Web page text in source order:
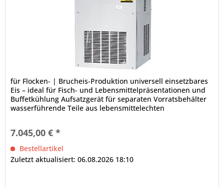
für Flocken- | Brucheis-Produktion universell einsetzbares
Eis – ideal für Fisch- und Lebensmittelpräsentationen und
Buffetkühlung Aufsatzgerät für separaten Vorratsbehälter
wasserführende Teile aus lebensmittelechten
7.045,00 € *
Bestellartikel
Zuletzt aktualisiert: 06.08.2026 18:10